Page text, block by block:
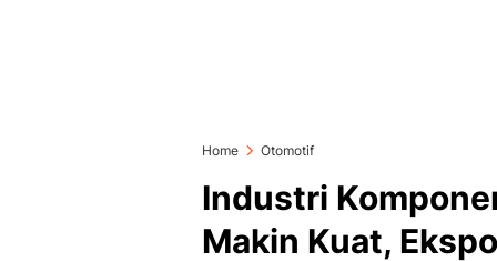
Home Otomotif
Industri
Makin Kuat,